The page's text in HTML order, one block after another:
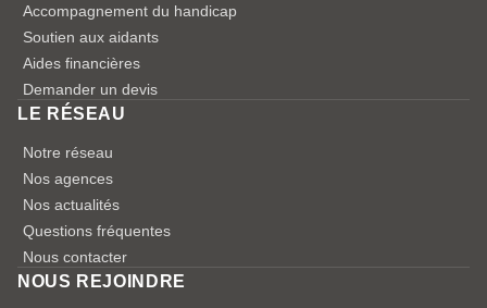
Accompagnement du handicap
Soutien aux aidants
Aides financières
Demander un devis
LE RÉSEAU
Notre réseau
Nos agences
Nos actualités
Questions fréquentes
Nous contacter
NOUS REJOINDRE